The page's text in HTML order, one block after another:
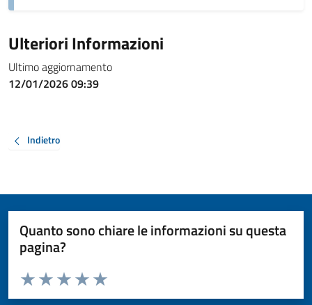
Ulteriori Informazioni
Ultimo aggiornamento
12/01/2026 09:39
Indietro
Quanto sono chiare le informazioni su questa
pagina?
Valuta da 1 a 5 stelle la pagina
Valuta 5 stelle su 5
Valuta 4 stelle su 5
Valuta 3 stelle su 5
Valuta 2 stelle su 5
Valuta 1 stelle su 5